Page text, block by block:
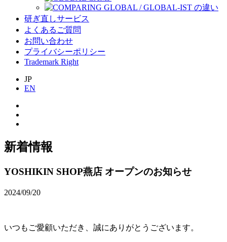
研ぎ直しサービス
よくあるご質問
お問い合わせ
プライバシーポリシー
Trademark Right
JP
EN
新着情報
YOSHIKIN SHOP燕店 オープンのお知らせ
2024/09/20
いつもご愛顧いただき、誠にありがとうございます。